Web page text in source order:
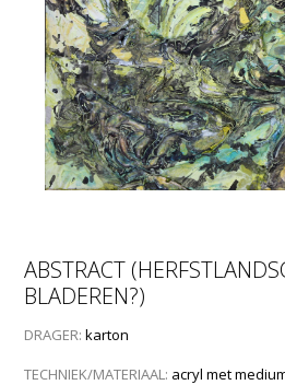
ABSTRACT
BLADEREN?)
DRAGER: karton
TECHNIEK/MATERIAAL: acryl met